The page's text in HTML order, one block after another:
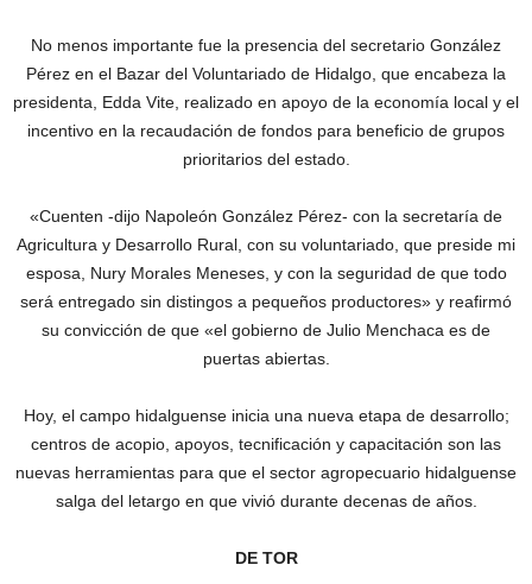
No menos importante fue la presencia del secretario González
Pérez en el Bazar del Voluntariado de Hidalgo, que encabeza la
presidenta, Edda Vite, realizado en apoyo de la economía local y el
incentivo en la recaudación de fondos para beneficio de grupos
prioritarios del estado.
«Cuenten -dijo Napoleón González Pérez- con la secretaría de
Agricultura y Desarrollo Rural, con su voluntariado, que preside mi
esposa, Nury Morales Meneses, y con la seguridad de que todo
será entregado sin distingos a pequeños productores» y reafirmó
su convicción de que «el gobierno de Julio Menchaca es de
puertas abiertas.
Hoy, el campo hidalguense inicia una nueva etapa de desarrollo;
centros de acopio, apoyos, tecnificación y capacitación son las
nuevas herramientas para que el sector agropecuario hidalguense
salga del letargo en que vivió durante decenas de años.
DE TOR